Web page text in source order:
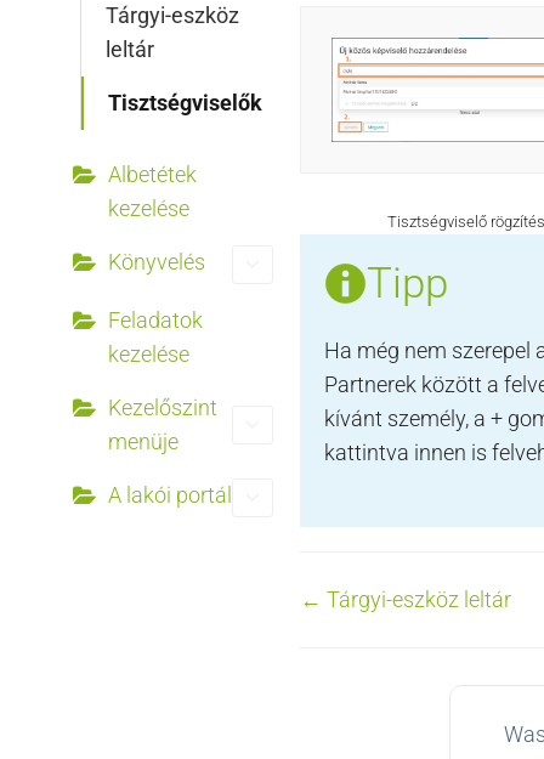
Tárgyi-eszköz
leltár
Tisztségviselők
Albetétek
kezelése
Könyvelés
Feladatok
kezelése
Kezelőszint
menüje
A lakói portál
Tisztségviselő
Tipp
Ha még nem szerepel
Partnerek között a
kívánt személy, a +
kattintva innen is
Doc
← Tárgyi-eszköz leltár